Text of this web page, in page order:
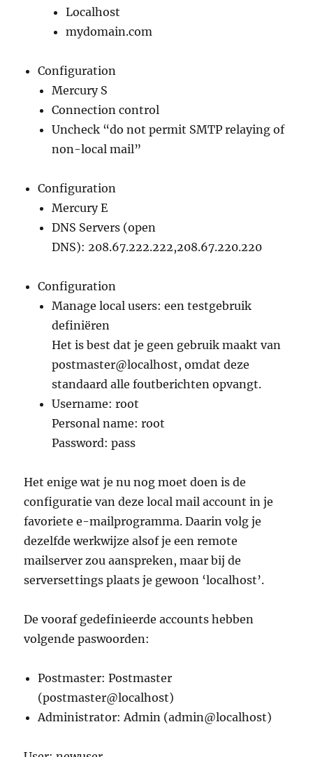
Localhost
mydomain.com
Configuration
Mercury S
Connection control
Uncheck “do not permit SMTP relaying of
non-local mail”
Configuration
Mercury E
DNS Servers (open
DNS): 208.67.222.222,208.67.220.220
Configuration
Manage local users: een testgebruik
definiëren
Het is best dat je geen gebruik maakt van
postmaster@localhost, omdat deze
standaard alle foutberichten opvangt.
Username: root
Personal name: root
Password: pass
Het enige wat je nu nog moet doen is de
configuratie van deze local mail account in je
favoriete e-mailprogramma. Daarin volg je
dezelfde werkwijze alsof je een remote
mailserver zou aanspreken, maar bij de
serversettings plaats je gewoon ‘localhost’.
De vooraf gedefinieerde accounts hebben
volgende paswoorden:
Postmaster: Postmaster
(postmaster@localhost)
Administrator: Admin (admin@localhost)